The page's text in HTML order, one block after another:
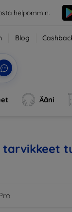
helpommin.
Blog
Ääni